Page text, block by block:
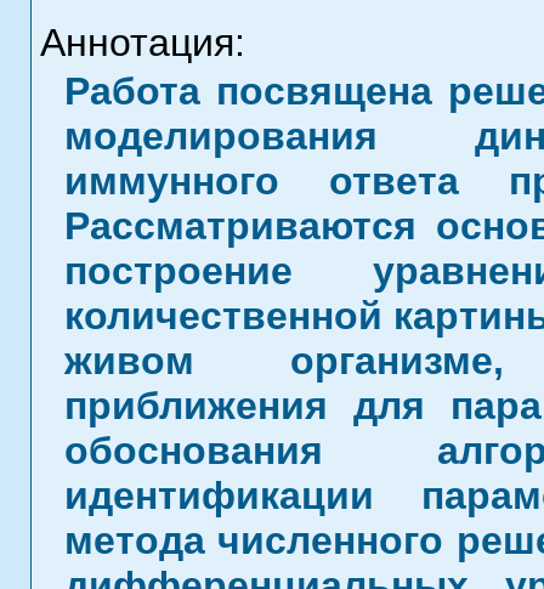
Аннотация:
Работа посвящена
моделирования
иммунного ответа
Рассматриваются
построение
количественной
живом организме,
приближения для
обоснования
идентификации
метода численного